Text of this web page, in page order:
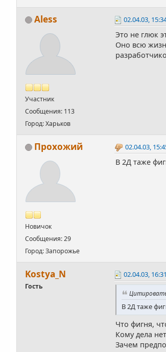
Aless
Участник
Сообщения: 113
Город: Харьков
02.04.03,
Это не глюк
Оно всю
Прохожий
Новичок
Сообщения: 29
Город: Запорожье
02.04.03,
В 2Д таже
Kostya_N
Гость
02.04.03,
В 2Д таже
Что фигня,
Кому дела
Зачем